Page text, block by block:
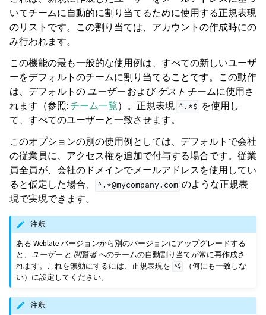
いてチームに自動的に割り当てるために使用する正規表現
のリストです。この割り当ては、アカウントの作成時にの
み行われます。
この機能の最も一般的な使用例は、すべての新しいユーザ
ーをデフォルトのチームに割り当てることです。この動作
は、デフォルトのユーザーおよびゲスト チームに使用さ
れます（参照:チーム一覧）。正規表現 ^.*$ を使用し
て、すべてのユーザーと一致させます。
このオプションの別の使用例としては、デフォルトで会社
の従業員に、アクセス権を追加で付与する場合です。従業
員全員が、会社のドメインでメールアドレスを使用してい
ると仮定した場合、
^.*@mycompany.com のような正規表
現で実現できます。
注釈
ある Weblate バージョンから別のバージョンにアップグレードする
と、ユーザーと閲覧者へのチームの自動割り当てが常に再作成さ
れます。これを無効にするには、正規表現を
^$
（何にも一致しな
い）に設定してください。
注釈